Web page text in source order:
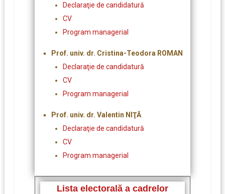
Declaraţie de candidatură
CV
Program managerial
Prof. univ. dr. Cristina-Teodora ROMAN
Declaraţie de candidatură
CV
Program managerial
Prof. univ. dr. Valentin NIŢĂ
Declaraţie de candidatură
CV
Program managerial
Lista electorală a cadrelor